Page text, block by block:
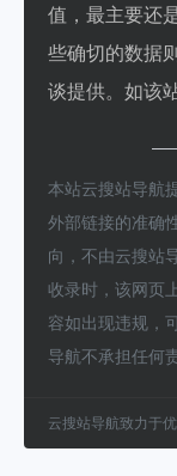
值，最主要还
些确切的数据
谈提供。如该
本站云搜站导航
外部链接的准确
向，不由云搜站
收录时，该网页
容如出现违规，
导航不承担任何
云搜站导航致力于